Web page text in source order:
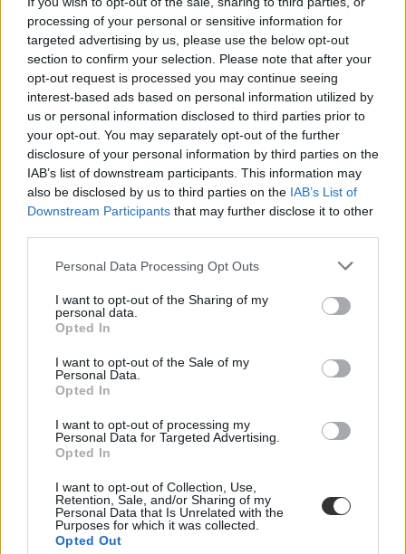
processing of your personal or sensitive information for
targeted advertising by us, please use the below opt-out
section to confirm your selection. Please note that after your
opt-out request is processed you may continue seeing
interest-based ads based on personal information utilized by
us or personal information disclosed to third parties prior to
your opt-out. You may separately opt-out of the further
disclosure of your personal information by third parties on the
IAB’s list of downstream participants. This information may
also be disclosed by us to third parties on the IAB’s List of
Downstream Participants that may further disclose it to other
Personal Data Processing Opt Outs
I want to opt-out of the Sharing of my
personal data.
Opted In
I want to opt-out of the Sale of my
Personal Data.
Opted In
I want to opt-out of processing my
Personal Data for Targeted Advertising.
Opted In
I want to opt-out of Collection, Use,
Retention, Sale, and/or Sharing of my
Personal Data that Is Unrelated with the
Purposes for which it was collected.
Opted Out
ponthatárok
ponthatárhúzás
felvételi 2025